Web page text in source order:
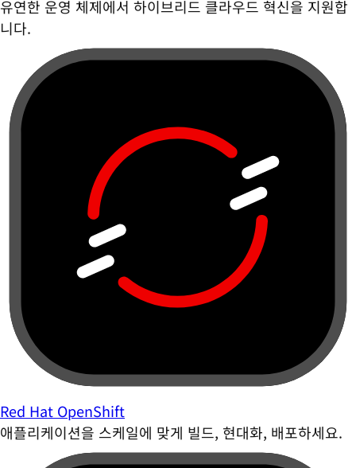
유연한 운영 체제에서 하이브리드 클라우드 혁신을 지원합
니다.
Red Hat OpenShift
애플리케이션을 스케일에 맞게 빌드, 현대화, 배포하세요.